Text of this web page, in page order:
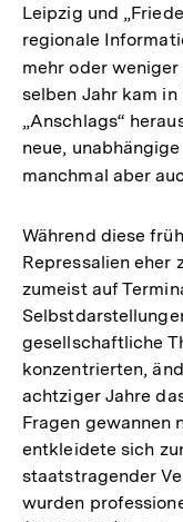
Leipzig und
regionale
mehr oder
selben Jahr kam
„Anschlags“
neue,
manchmal aber
Während diese
Repressalien eher
zumeist auf
gesellschaftliche
konzentrierten,
achtziger Jahre
Fragen gewannen
entkleidete sich
staatstragender
wurden